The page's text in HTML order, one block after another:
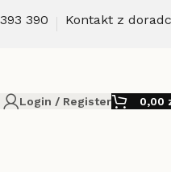
390 Kontakt z
Login / Register 0,00